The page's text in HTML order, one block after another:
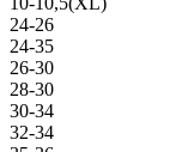
24-26
24-35
26-30
28-30
30-34
32-34